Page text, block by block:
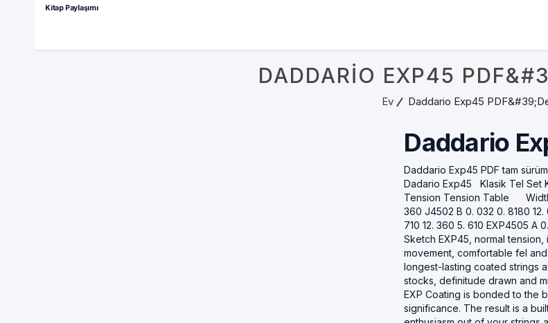
Kitap Paylaşımı
DADDARIO EXP45
Ev Daddario Exp45
Daddario
Daddario Exp45 PDF tam
Dadario Exp45 Klasik Tel Set
Tension Tension Table
360 J4502 B 0. 032 0. 8180
710 12. 360 5. 610 EXP4505
Sketch EXP45, normal
movement, comfortable fel
longest-lasting coated strings
stocks, definitude drawn and
EXP Coating is bonded to the
significance. The result is a